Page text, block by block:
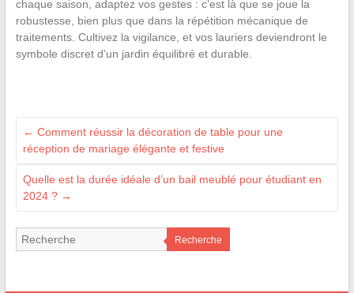
chaque saison, adaptez vos gestes : c’est là que se joue la
robustesse, bien plus que dans la répétition mécanique de
traitements. Cultivez la vigilance, et vos lauriers deviendront le
symbole discret d’un jardin équilibré et durable.
← Comment réussir la décoration de table pour une
réception de mariage élégante et festive
Quelle est la durée idéale d’un bail meublé pour étudiant en
2024 ? →
Recherche